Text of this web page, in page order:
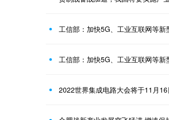
工信部：加快5G、工业互联网等
2022世界集成电路大会将于11月